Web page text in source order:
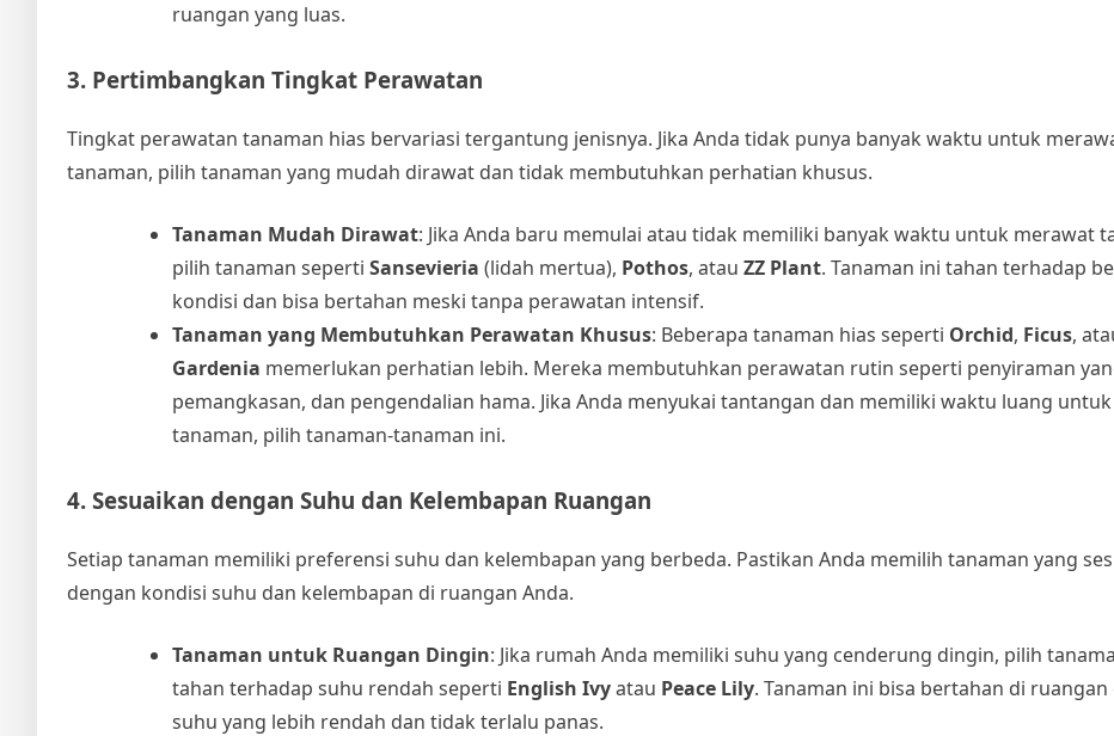
ruangan yang luas.
3. Pertimbangkan Tingkat Perawatan
Tingkat perawatan tanaman hias bervariasi tergantung jenisnya. Jika Anda tidak punya banyak waktu untuk
tanaman, pilih tanaman yang mudah dirawat dan tidak membutuhkan perhatian khusus.
Tanaman Mudah Dirawat: Jika Anda baru memulai atau tidak memiliki banyak waktu untuk merawat
pilih tanaman seperti Sansevieria (lidah mertua), Pothos, atau ZZ Plant. Tanaman ini tahan terhadap
kondisi dan bisa bertahan meski tanpa perawatan intensif.
Tanaman yang Membutuhkan Perawatan Khusus: Beberapa tanaman hias seperti Orchid, Ficus,
Gardenia memerlukan perhatian lebih. Mereka membutuhkan perawatan rutin seperti penyiraman
pemangkasan, dan pengendalian hama. Jika Anda menyukai tantangan dan memiliki waktu luang
tanaman, pilih tanaman-tanaman ini.
4. Sesuaikan dengan Suhu dan Kelembapan Ruangan
Setiap tanaman memiliki preferensi suhu dan kelembapan yang berbeda. Pastikan Anda memilih tanaman yang
dengan kondisi suhu dan kelembapan di ruangan Anda.
Tanaman untuk Ruangan Dingin: Jika rumah Anda memiliki suhu yang cenderung dingin, pilih
tahan terhadap suhu rendah seperti English Ivyatau Peace Lily. Tanaman ini bisa bertahan di ruangan
suhu yang lebih rendah dan tidak terlalu panas.